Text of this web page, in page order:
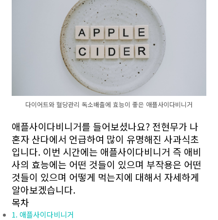
다이어트와 혈당관리 독소배출에 효능이 좋은 애플사이다비니거
애플사이다비니거를 들어보셨나요? 전현무가 나
혼자 산다에서 언급하여 많이 유명해진 사과식초
입니다. 이번 시간에는 애플사이다비니거 즉 애비
사의 효능에는 어떤 것들이 있으며 부작용은 어떤
것들이 있으며 어떻게 먹는지에 대해서 자세하게
알아보겠습니다.
목차
1. 애플사이다비니거